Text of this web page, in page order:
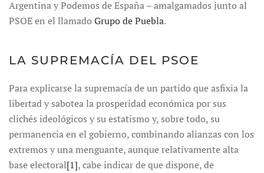
Argentina y Podemos de España – amalgamados junto al
PSOE en el llamado Grupo de Puebla.
LA SUPREMACÍA DEL PSOE
Para explicarse la supremacía de un partido que asfixia la
libertad y sabotea la prosperidad económica por sus
clichés ideológicos y su estatismo y, sobre todo, su
permanencia en el gobierno, combinando alianzas con los
extremos y una menguante, aunque relativamente alta
base electoral[1], cabe indicar de que dispone, de